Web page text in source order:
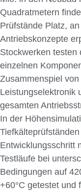
Quadratmetern
Prüfstände Platz,
Antriebskonzepte
Stockwerken testen
einzelnen
Zusammenspiel
Leistungselektronik
gesamten
In der
Entwicklungsschritt
Testläufe bei
Bedingungen auf
+60°C getestet und